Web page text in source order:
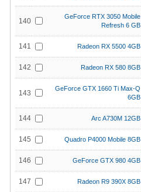
140
GeForce RTX 3050 Mobile
Refresh 6 GB
141 Radeon RX 5500 4GB
142 Radeon RX 580 8GB
143
GeForce GTX 1660 Ti Max-Q
6GB
144 Arc A730M 12GB
145 Quadro P4000 Mobile 8GB
146 GeForce GTX 980 4GB
147 Radeon R9 390X 8GB